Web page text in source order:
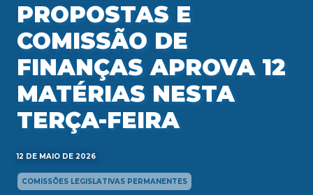
PROPOSTAS E
COMISSÃO DE
FINANÇAS APROVA 12
MATÉRIAS NESTA
TERÇA-FEIRA
12 DE MAIO DE 2026
COMISSÕES LEGISLATIVAS PERMANENTES